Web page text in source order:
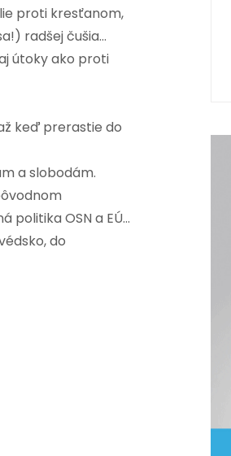
proti kresťanom,
radšej čušia…
útoky ako proti
keď prerastie do
a slobodám.
politika OSN a EÚ…
do